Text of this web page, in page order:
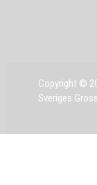
Copyright ©
Sveriges